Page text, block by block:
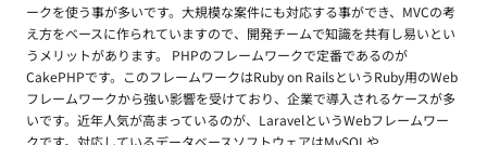
ークを使う事が多いです。大規模な案件にも対応する事ができ、MVCの考
え方をベースに作られていますので、開発チームで知識を共有し易いとい
うメリットがあります。 PHPのフレームワークで定番であるのが
CakePHPです。このフレームワークはRuby on RailsというRuby用のWeb
フレームワークから強い影響を受けており、企業で導入されるケースが多
いです。近年人気が高まっているのが、LaravelというWebフレームワー
クです。対応しているデータベースソフトウェアはMySQLや